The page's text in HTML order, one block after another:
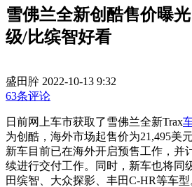
雪佛兰全新创酷售价曝
级/比缤智好看
盛田肸 2022-10-13 9:32
63条评论
日前网上车市获取了雪佛兰全新Trax
为创酷，海外市场起售价为21,495美
新车目前已在海外开启预售工作，并
续进行交付工作。同时，新车也将同
田缤智、大众探影、丰田C-HR等车型